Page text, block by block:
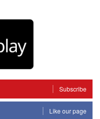
Subscribe
Like our page